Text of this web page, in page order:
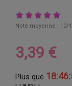
Note moyenne : 10/
3,39 €
Plus que